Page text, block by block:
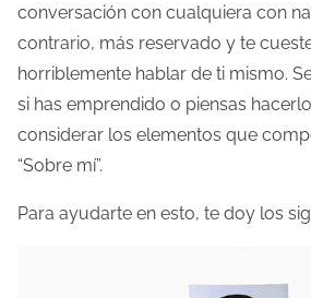
conversación con cualquiera con
contrario, más reservado y te
horriblemente hablar de ti mismo.
si has emprendido o piensas
considerar los elementos que
“Sobre mí”.
Para ayudarte en esto, te doy los